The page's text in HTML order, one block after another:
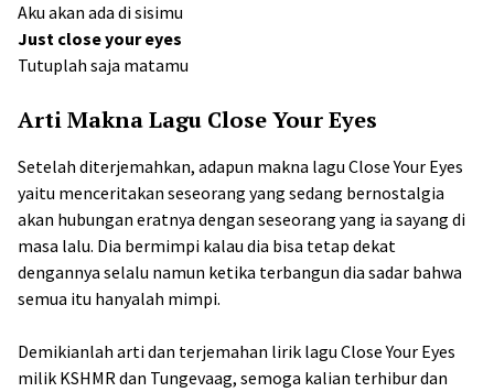
Aku akan ada di sisimu
Just close your eyes
Tutuplah saja matamu
Arti Makna Lagu Close Your Eyes
Setelah diterjemahkan, adapun makna lagu Close Your Eyes
yaitu menceritakan seseorang yang sedang bernostalgia
akan hubungan eratnya dengan seseorang yang ia sayang di
masa lalu. Dia bermimpi kalau dia bisa tetap dekat
dengannya selalu namun ketika terbangun dia sadar bahwa
semua itu hanyalah mimpi.
Demikianlah arti dan terjemahan lirik lagu Close Your Eyes
milik KSHMR dan Tungevaag, semoga kalian terhibur dan